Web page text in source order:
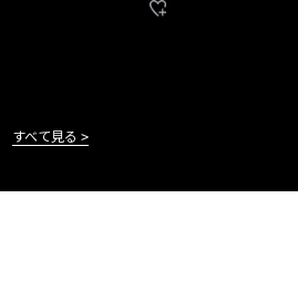
すべて見る